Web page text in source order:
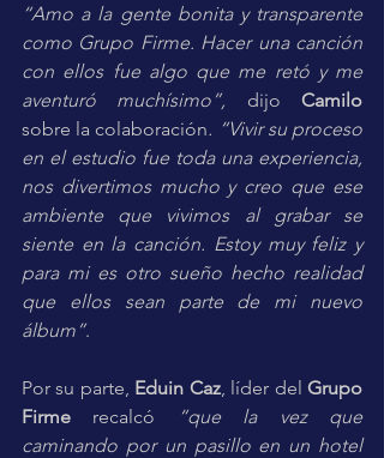
“Amo a la gente bonita y transparente
como Grupo Firme. Hacer una canción
con ellos fue algo que me retó y me
aventuró muchísimo”, dijo
sobre la colaboración. “Vivir su proceso
en el estudio fue toda una experiencia,
nos divertimos mucho y creo que ese
ambiente que vivimos al grabar se
siente en la canción. Estoy muy feliz y
para mi es otro sueño hecho realidad
que ellos sean parte de mi nuevo
álbum”.
Por su parte, Eduin Caz, líder del Grupo
Firme recalcó
“que la vez que
caminando por un pasillo en un hotel